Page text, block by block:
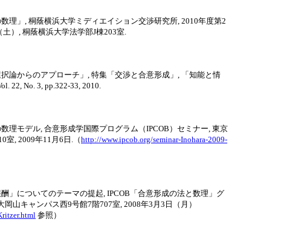
理」, 桐蔭横浜大学ミディエイション交渉研究所, 2010年度第2
）, 桐蔭横浜大学法学部J棟203室.
論からのアプローチ」, 特集「交渉と合意形成」, 「知能と情
22, No. 3, pp.322-33, 2010.
理モデル, 合意形成学国際プログラム（IPCOB）セミナー, 東京
室, 2009年11月6日.（http://www.ipcob.org/seminar-Inohara-2009-
」についてのテーマの提起, IPCOB「合意形成の法と数理」グ
山キャンパス西9号館7階707室, 2008年3月3日（月）
参照）